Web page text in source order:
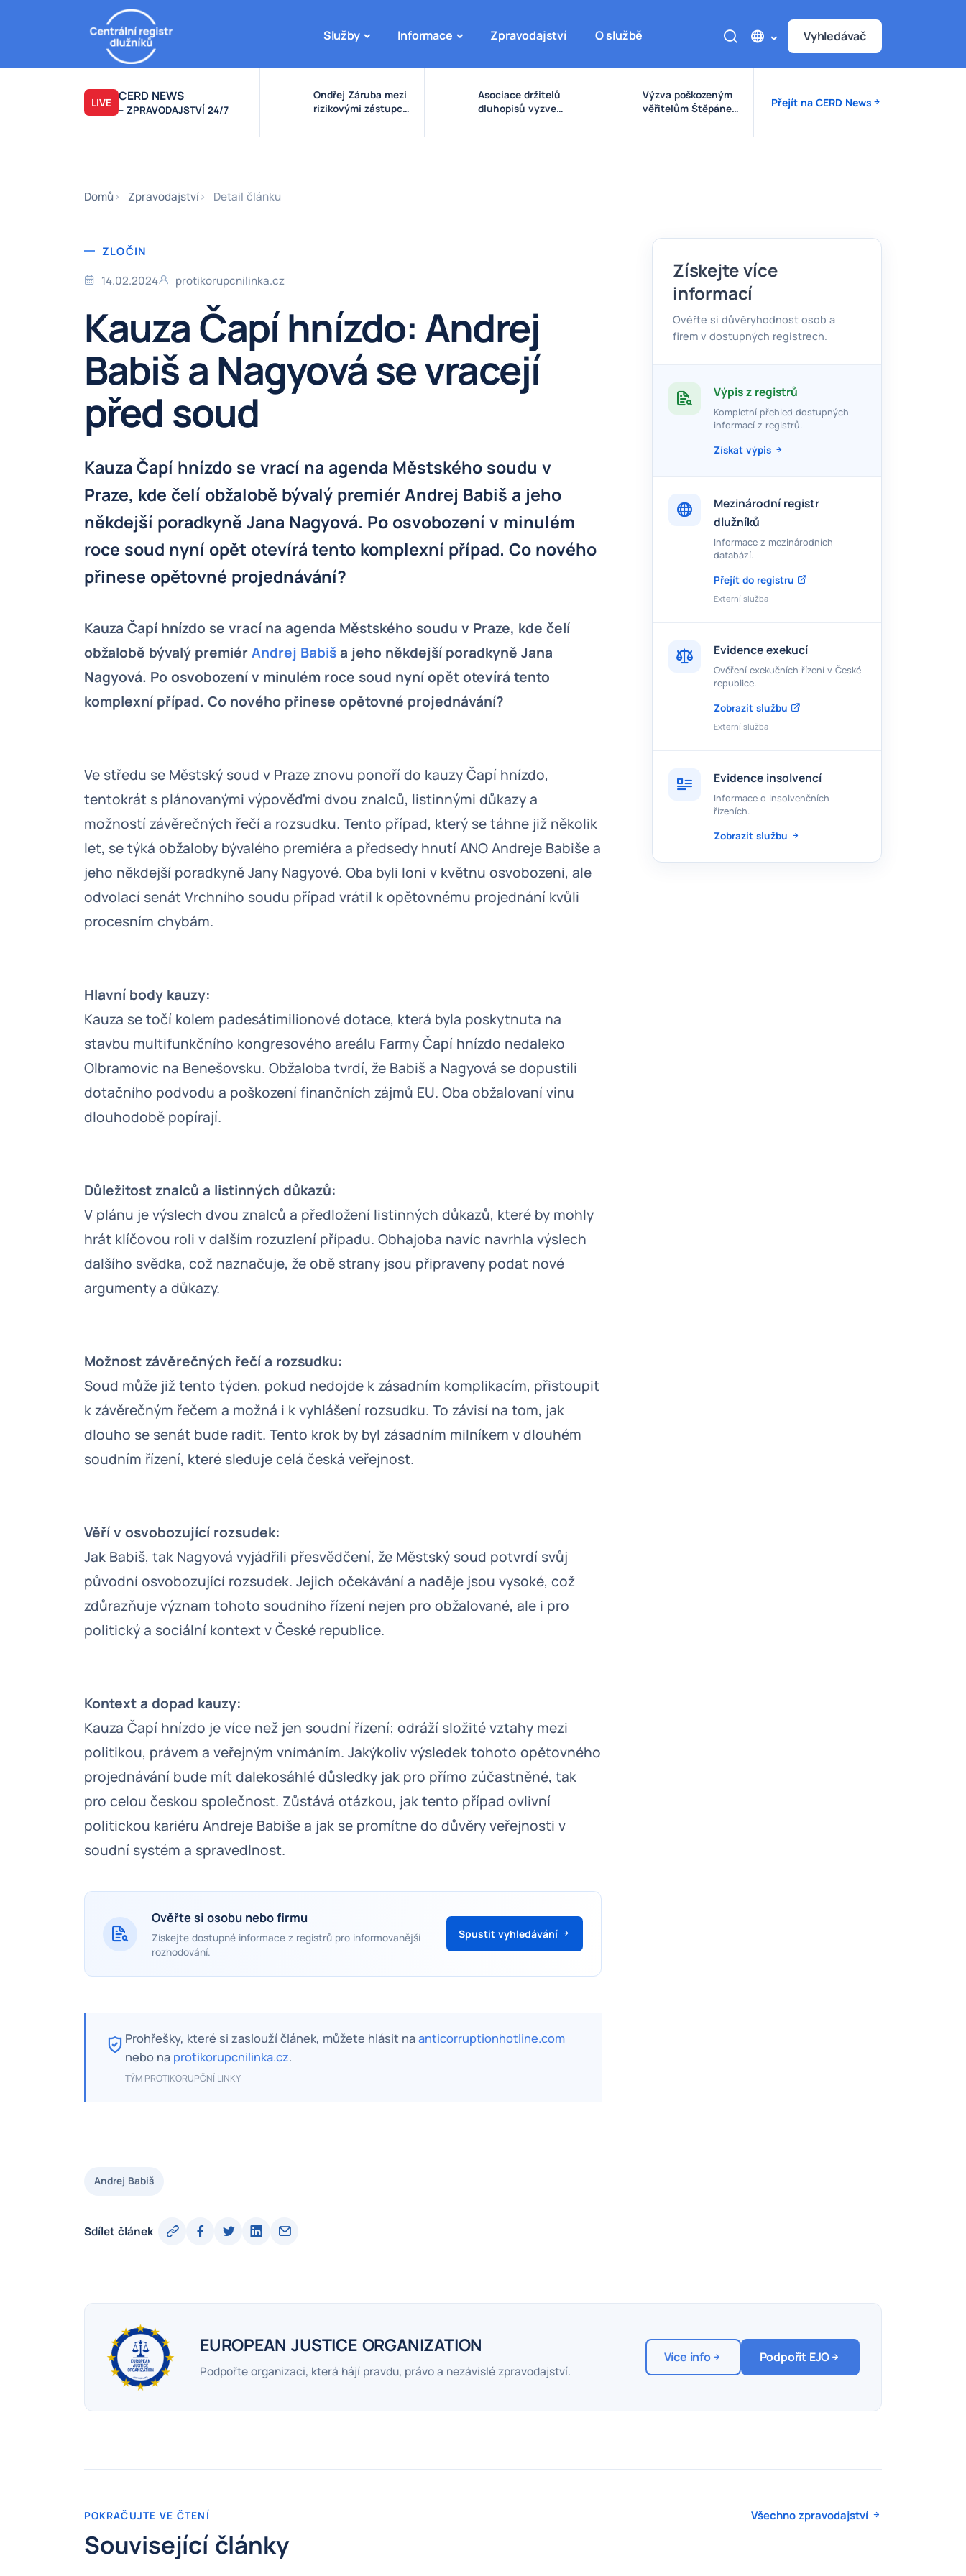
Služby Informace Zpravodajství O službě Vyhledávač
LIVE CERD NEWS
– ZPRAVODAJSTVÍ 24/7
Ondřej Záruba mezi
rizikovými zástupci:
kolem eDO, fondu
Asociace držitelů
dluhopisů vyzve
pravidel pro emise a
Výzva poškozeným
věřitelům Štěpánek
Přejít na CERD News
Domů Zpravodajství Detail článku
ZLOČIN
14.02.2024 protikorupcnilinka.cz
Kauza Čapí hnízdo: Andrej
Babiš a Nagyová se vracejí
před soud
Kauza Čapí hnízdo se vrací na agenda Městského soudu v
Praze, kde čelí obžalobě bývalý premiér Andrej Babiš a jeho
někdejší poradkyně Jana Nagyová. Po osvobození v minulém
roce soud nyní opět otevírá tento komplexní případ. Co nového
přinese opětovné projednávání?
Kauza Čapí hnízdo se vrací na agenda Městského soudu v Praze, kde čelí
obžalobě bývalý premiérAndrej Babiša jeho někdejší poradkyně Jana
Nagyová. Po osvobození v minulém roce soud nyní opět otevírá tento
komplexní případ. Co nového přinese opětovné projednávání?
Ve středu se Městský soud v Praze znovu ponoří do kauzy Čapí hnízdo,
tentokrát s plánovanými výpověďmi dvou znalců, listinnými důkazy a
možností závěrečných řečí a rozsudku. Tento případ, který se táhne již několik
let, se týká obžaloby bývalého premiéra a předsedy hnutí ANO Andreje Babiše a
jeho někdejší poradkyně Jany Nagyové. Oba byli loni v květnu osvobozeni, ale
odvolací senát Vrchního soudu případ vrátil k opětovnému projednání kvůli
procesním chybám.
Hlavní body kauzy:
Kauza se točí kolem padesátimilionové dotace, která byla poskytnuta na
stavbu multifunkčního kongresového areálu Farmy Čapí hnízdo nedaleko
Olbramovic na Benešovsku. Obžaloba tvrdí, že Babiš a Nagyová se dopustili
dotačního podvodu a poškození finančních zájmů EU. Oba obžalovaní vinu
dlouhodobě popírají.
Důležitost znalců a listinných důkazů:
V plánu je výslech dvou znalců a předložení listinných důkazů, které by mohly
hrát klíčovou roli v dalším rozuzlení případu. Obhajoba navíc navrhla výslech
dalšího svědka, což naznačuje, že obě strany jsou připraveny podat nové
argumenty a důkazy.
Možnost závěrečných řečí a rozsudku:
Soud může již tento týden, pokud nedojde k zásadním komplikacím, přistoupit
k závěrečným řečem a možná i k vyhlášení rozsudku. To závisí na tom, jak
dlouho se senát bude radit. Tento krok by byl zásadním milníkem v dlouhém
soudním řízení, které sleduje celá česká veřejnost.
Věří v osvobozující rozsudek:
Jak Babiš, tak Nagyová vyjádřili přesvědčení, že Městský soud potvrdí svůj
původní osvobozující rozsudek. Jejich očekávání a naděje jsou vysoké, což
zdůrazňuje význam tohoto soudního řízení nejen pro obžalované, ale i pro
politický a sociální kontext v České republice.
Kontext a dopad kauzy:
Kauza Čapí hnízdo je více než jen soudní řízení; odráží složité vztahy mezi
politikou, právem a veřejným vnímáním. Jakýkoliv výsledek tohoto opětovného
projednávání bude mít dalekosáhlé důsledky jak pro přímo zúčastněné, tak
pro celou českou společnost. Zůstává otázkou, jak tento případ ovlivní
politickou kariéru Andreje Babiše a jak se promítne do důvěry veřejnosti v
soudní systém a spravedlnost.
Ověřte si osobu nebo firmu
Získejte dostupné informace z registrů pro informovanější
rozhodování.
Spustit vyhledávání
Prohřešky, které si zaslouží článek, můžete hlásit naanticorruptionhotline.com
nebo na protikorupcnilinka.cz.
TÝM PROTIKORUPČNÍ LINKY
Andrej Babiš
Sdílet článek
Získejte více
informací
Ověřte si důvěryhodnost osob a
firem v dostupných registrech.
Výpis z registrů
Kompletní přehled dostupných
informací z registrů.
Získat výpis
Mezinárodní registr
dlužníků
Informace z mezinárodních
databází.
Přejít do registru
Externí služba
Evidence exekucí
Ověření exekučních řízení v České
republice.
Zobrazit službu
Externí služba
Evidence insolvencí
Informace o insolvenčních
řízeních.
Zobrazit službu
EUROPEAN JUSTICE ORGANIZATION
Podpořte organizaci, která hájí pravdu, právo a nezávislé zpravodajství.
Více info Podpořit EJO
POKRAČUJTE VE ČTENÍ
Související články
Všechno zpravodajství